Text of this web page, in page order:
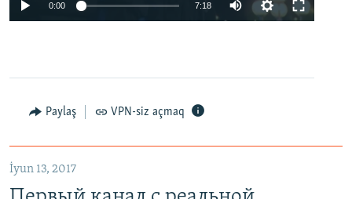
0:00 7:18
Paylaş VPN-siz açmaq
İyun 13, 2017